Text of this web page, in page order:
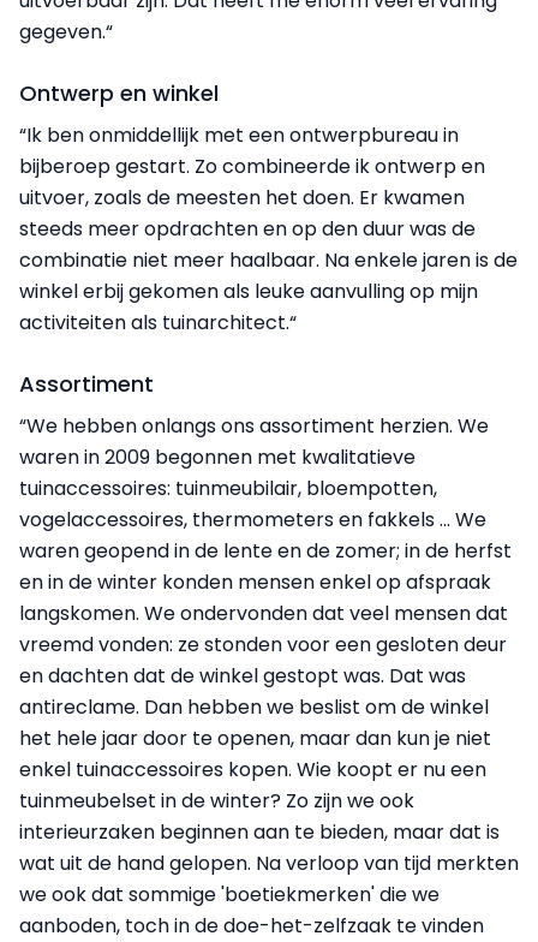
gegeven.“
Ontwerp en winkel
“Ik ben onmiddellijk met een ontwerpbureau in
bijberoep gestart. Zo combineerde ik ontwerp en
uitvoer, zoals de meesten het doen. Er kwamen
steeds meer opdrachten en op den duur was de
combinatie niet meer haalbaar. Na enkele jaren is de
winkel erbij gekomen als leuke aanvulling op mijn
activiteiten als tuinarchitect.“
Assortiment
“We hebben onlangs ons assortiment herzien. We
waren in 2009 begonnen met kwalitatieve
tuinaccessoires: tuinmeubilair, bloempotten,
vogelaccessoires, thermometers en fakkels ... We
waren geopend in de lente en de zomer; in de herfst
en in de winter konden mensen enkel op afspraak
langskomen. We ondervonden dat veel mensen dat
vreemd vonden: ze stonden voor een gesloten deur
en dachten dat de winkel gestopt was. Dat was
antireclame. Dan hebben we beslist om de winkel
het hele jaar door te openen, maar dan kun je niet
enkel tuinaccessoires kopen. Wie koopt er nu een
tuinmeubelset in de winter? Zo zijn we ook
interieurzaken beginnen aan te bieden, maar dat is
wat uit de hand gelopen. Na verloop van tijd merkten
we ook dat sommige 'boetiekmerken' die we
aanboden, toch in de doe-het-zelfzaak te vinden